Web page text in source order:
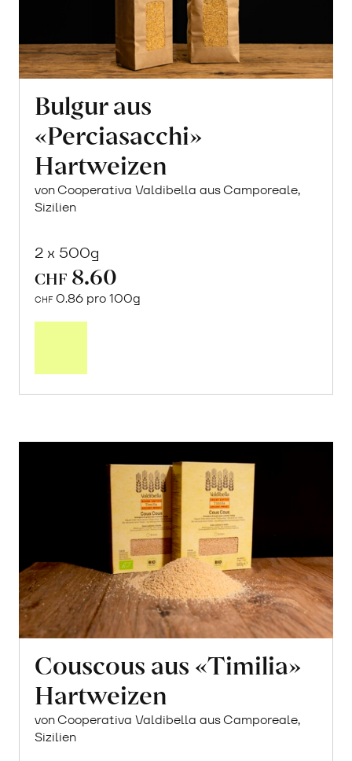
Bulgur aus
«Perciasacchi»
Hartweizen
von Cooperativa Valdibella aus Camporeale,
Sizilien
2 x 500g
CHF 8.60
CHF 0.86 pro 100g
Couscous aus «Timilia»
Hartweizen
von Cooperativa Valdibella aus Camporeale,
Sizilien